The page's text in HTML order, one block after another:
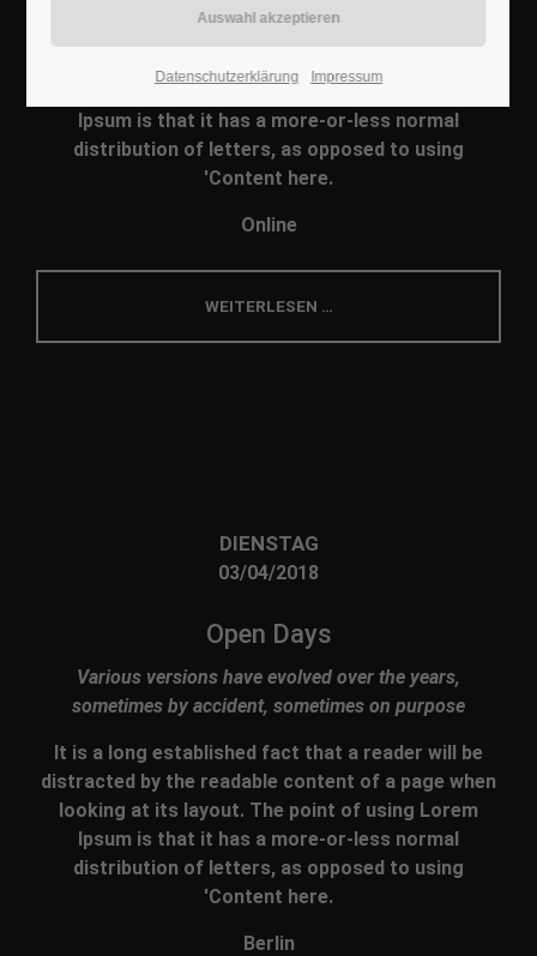
looking at its layout. The point of using Lorem
Ipsum is that it has a more-or-less normal
distribution of letters, as opposed to using
'Content here.
Online
WEITERLESEN …
DIENSTAG
03/04/2018
Open Days
Various versions have evolved over the years,
sometimes by accident, sometimes on purpose
It is a long established fact that a reader will be
distracted by the readable content of a page when
looking at its layout. The point of using Lorem
Ipsum is that it has a more-or-less normal
distribution of letters, as opposed to using
'Content here.
Berlin
Datenschutzerklärung Impressum